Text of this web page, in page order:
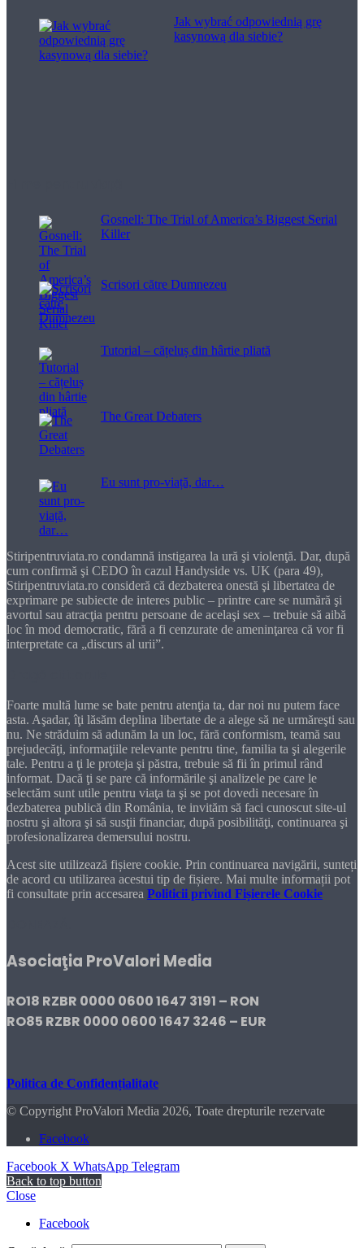
Jak wybrać odpowiednią grę
kasynową dla siebie?
Gosnell: The Trial of America’s Biggest Serial
Killer
Scrisori către Dumnezeu
Tutorial – cățeluș din hârtie pliată
The Great Debaters
Eu sunt pro-viață, dar…
Stiripentruviata.ro condamnă instigarea la ură şi violenţă. Dar, după
cum confirmă şi CEDO în cazul Handyside vs. UK (para 49),
Stiripentruviata.ro consideră că dezbaterea onestă şi libertatea de
exprimare pe subiecte de interes public – printre care se numără şi
avortul sau atracţia pentru persoane de acelaşi sex – trebuie să aibă
loc în mod democratic, fără a fi cenzurate de ameninţarea că vor fi
interpretate ca „discurs al urii”.
Foarte multă lume se bate pentru atenţia ta, dar noi nu putem face
asta. Aşadar, îţi lăsăm deplina libertate de a alege să ne urmăreşti sau
nu. Ne străduim să adunăm la un loc, fără conformism, teamă sau
prejudecăţi, informaţiile relevante pentru tine, familia ta şi alegerile
tale. Pentru a ţi le proteja şi păstra, trebuie să fii în primul rând
informat. Dacă ţi se pare că informările şi analizele pe care le
selectăm sunt utile pentru viaţa ta şi se pot dovedi necesare în
dezbaterea publică din România, te invităm să faci cunoscut site-ul
nostru şi altora şi să susţii financiar, după posibilităţi, continuarea şi
profesionalizarea demersului nostru.
Acest site utilizează fișiere cookie. Prin continuarea navigării, sunteți
de acord cu utilizarea acestui tip de fișiere. Mai multe informații pot
fi consultate prin accesarea Politicii privind Fișierele Cookie
Asociaţia ProValori Media
RO18 RZBR 0000 0600 1647 3191 – RON
RO85 RZBR 0000 0600 1647 3246 – EUR
Politica de Confidențialitate
© Copyright ProValori Media 2026, Toate drepturile rezervate
Facebook
Facebook X WhatsApp Telegram
Back to top button
Close
Facebook